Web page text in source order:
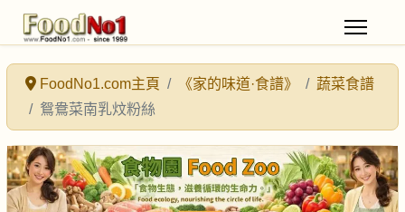
FoodNo1.com主頁 《家的味道·食譜》
蔬菜食譜
鴛鴦菜南乳炆粉絲